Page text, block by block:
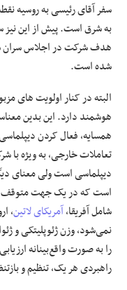
سفر آقای رئیسی به روسیه
به شرق است. پیش از این نیز
هدف شرکت در اجلاس سران
شده است.
البته در کنار اولویت های
هوشمند دارد. این بدین
همسایه، فعال کردن
تعاملات خارجی، به ویژه با
دیپلماسی است ولی معنای
است که در یک جهت متوقف
شامل آفریقا،آمریکای لاتین،
نمی‌شود، وزن ژئوپلیتکی و
را به صورت واقع‌بینانه
راهبردی هر یک، تنظیم و